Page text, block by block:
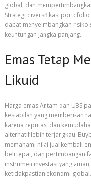
global, dan
Strategi diversifikasi portofolio
dapat menyeimbangkan risiko
keuntungan jangka panjang.
Emas Tetap
Likuid
Harga emas Antam dan UBS
kestabilan yang memberikan
karena reputasi dan
alternatif lebih terjangkau.
memahami nilai jual kembali
beli tepat, dan pertimbangan
instrumen investasi yang
ketidakpastian ekonomi global.